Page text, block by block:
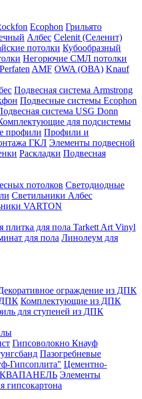
Ecophon Грильято
Албес Celenit (Селенит)
потолки Кубообразный
Негорючие СМЛ потолки
AMF OWA (ОВА) Knauf
Подвесная система Armstrong
Подвесные системы Ecophon
система USG Donn
для подсистемы
профили Профили и
ГКЛ Элементы подвесной
Раскладки Подвесная
потолков Светодиодные
Светильники Албес
VARTON
плитка для пола Tarkett Art Vinyl
для пола Линолеум для
ограждение из ДПК
ДПК Комплектующие из ДПК
для ступеней из ДПК
Гипсоволокно Кнауф
Пазогребневые
Гипсоплита" Цементно-
Элементы
гипсокартона